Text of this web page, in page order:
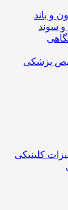
و باند
و سوند
پزشکی
کلینیکی